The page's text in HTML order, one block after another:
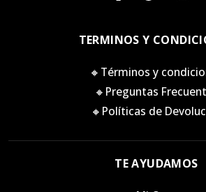
TERMINOS Y
🔸Términos y
🔸Preguntas
🔸Políticas de
TE AYUDAMOS